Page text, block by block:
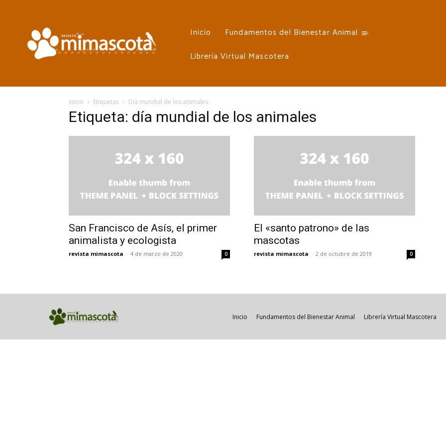
Inicio
Fundamentos del Bienestar Animal
Librería Virtual Mascotera
Inicio Etiquetas Día mundial de los animales
Etiqueta: día mundial de los animales
San Francisco de Asís, el primer
animalista y ecologista
revista mimascota - 4 de marzo de 2020 0
El «santo patrono» de las
mascotas
revista mimascota - 2 de octubre de 2019 0
Inicio Fundamentos del Bienestar Animal Librería Virtual Mascotera